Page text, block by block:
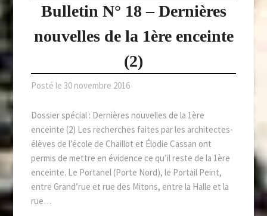
Bulletin N° 18 – Dernières
nouvelles de la 1ère enceinte
(2)
Posté le30 novembre 2016
Dossier spécial : Dernières nouvelles de la 1ère
enceinte (2) Les recherches faites par les architectes-
élèves de l’école de Chaillot et Élodie Cassan ont
permis de mettre en évidence ce qu’il reste de la 1ère
enceinte. Le Portanel (Porte Nord), le Portail Peint,
entre Grand’rue et rue des Mitons, entre la Halle et la
rue…